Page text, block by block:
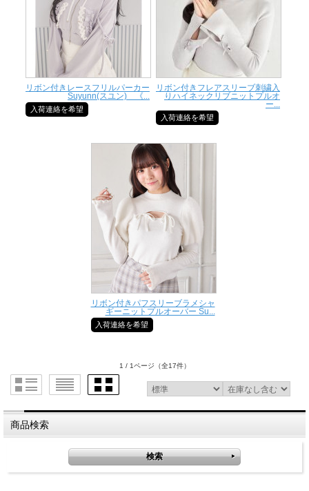
リボン付きレースフリルパーカー
Suyunn(スユン) 《...
入荷連絡を希望
リボン付きフレアスリーブ刺繍入
りハイネックリブニットプルオ
ー...
入荷連絡を希望
リボン付きパフスリーブラメシャ
ギーニットプルオーバー Su...
入荷連絡を希望
1 / 1ページ （全17件）
商品検索